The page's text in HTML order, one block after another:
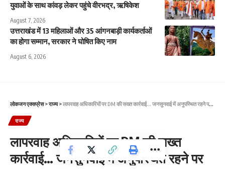
युवाओं के साथ कांवड़ लेकर पहुंचे वीरभद्र, ऋषिकेश
August 7, 2026
उत्तराखंड में 13 महिलाओं और 35 आंगनबाड़ी कार्यकर्ताओं
का होगा सम्मान, सरकार ने घोषित किए नाम
August 6, 2026
लोकजन एक्सप्रेस>राज्य>लापरवाह अधिकारियों पर DM की सख्त कार्रवाई… जनसुनवाई में अनुपस्थित रहने पर आरटीओ और ईई का रोका वेतन
राज्य
लापरवाह अधिकारियों पर DM की सख्त
कार्रवाई… जनसुनवाई में अनुपस्थित रहने पर